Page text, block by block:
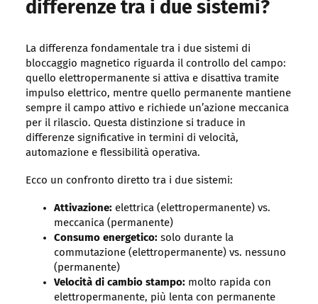
differenze tra i due sistemi?
La differenza fondamentale tra i due sistemi di
bloccaggio magnetico riguarda il controllo del campo:
quello elettropermanente si attiva e disattiva tramite
impulso elettrico, mentre quello permanente mantiene
sempre il campo attivo e richiede un’azione meccanica
per il rilascio. Questa distinzione si traduce in
differenze significative in termini di velocità,
automazione e flessibilità operativa.
Ecco un confronto diretto tra i due sistemi:
Attivazione:elettrica (elettropermanente) vs.
meccanica (permanente)
Consumo energetico:solo durante la
commutazione (elettropermanente) vs. nessuno
(permanente)
Velocità di cambio stampo:molto rapida con
elettropermanente, più lenta con permanente